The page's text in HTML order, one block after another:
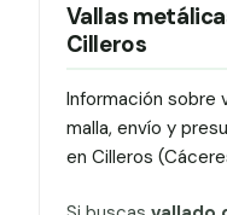
Vallas
Cilleros
Información sobre
malla, envío y
en Cilleros